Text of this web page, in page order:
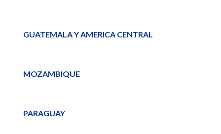
GUATEMALA Y AMERICA CENTRAL
MOZAMBIQUE
PARAGUAY